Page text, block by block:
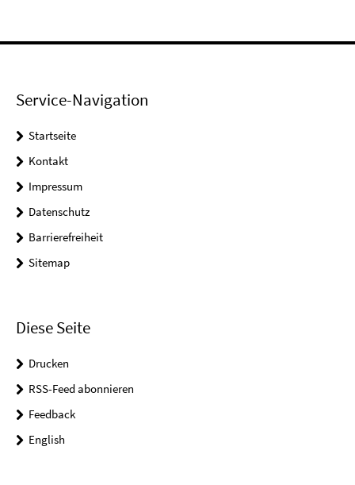
Service-Navigation
Startseite
Kontakt
Impressum
Datenschutz
Barrierefreiheit
Sitemap
Diese Seite
Drucken
RSS-Feed abonnieren
Feedback
English